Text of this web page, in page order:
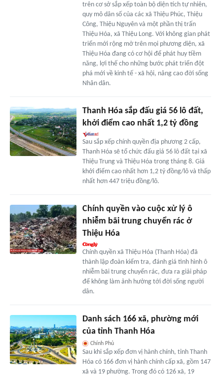
trên cơ sở sắp xếp toàn bộ diện tích tự nhiên,
quy mô dân số của các xã Thiệu Phúc, Thiệu
Công, Thiệu Nguyên và một phần thị trấn
Thiệu Hóa, xã Thiệu Long. Với không gian phát
triển mới rộng mở trên mọi phương diện, xã
Thiệu Hóa đang có cơ hội để phát huy tiềm
năng, lợi thế cho những bước phát triển đột
phá mới về kinh tế - xã hội, nâng cao đời sống
Nhân dân.
Thanh Hóa sắp đấu giá 56 lô đất,
khởi điểm cao nhất 1,2 tỷ đồng
Sau sắp xếp chính quyền địa phương 2 cấp,
Thanh Hóa sẽ tổ chức đấu giá 56 lô đất tại xã
Thiệu Trung và Thiệu Hóa trong tháng 8. Giá
khởi điểm cao nhất hơn 1,2 tỷ đồng/lô và thấp
nhất hơn 447 triệu đồng/lô.
Chính quyền vào cuộc xử lý ô
nhiễm bãi trung chuyển rác ở
Thiệu Hóa
Chính quyền xã Thiệu Hóa (Thanh Hóa) đã
thành lập đoàn kiểm tra, đánh giá tình hình ô
nhiễm bãi trung chuyển rác, đưa ra giải pháp
để không làm ảnh hưởng tới đời sống người
dân.
Danh sách 166 xã, phường mới
của tỉnh Thanh Hóa
Chính Phủ
Sau khi sắp xếp đơn vị hành chính, tỉnh Thanh
Hóa có 166 đơn vị hành chính cấp xã, gồm 147
xã và 19 phường. Trong đó có 126 xã, 19